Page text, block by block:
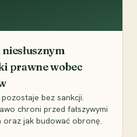
prawne wobec
bez sankcji.
chroni przed fałszywymi
oraz jak budować obronę.